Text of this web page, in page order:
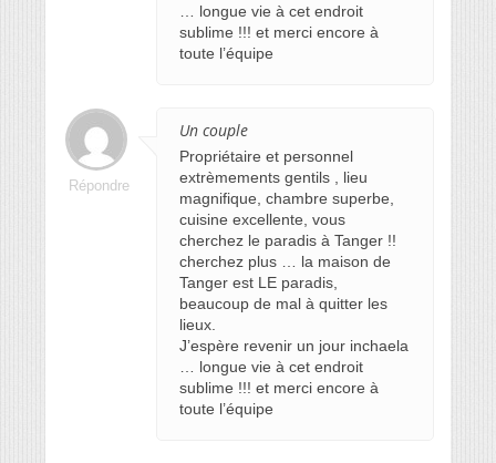
… longue vie à cet endroit
sublime !!! et merci encore à
toute l’équipe
Un couple
Propriétaire et personnel
extrèmements gentils , lieu
magnifique, chambre superbe,
cuisine excellente, vous
cherchez le paradis à Tanger !!
cherchez plus … la maison de
Tanger est LE paradis,
beaucoup de mal à quitter les
lieux.
J’espère revenir un jour inchaela
… longue vie à cet endroit
sublime !!! et merci encore à
toute l’équipe
Répondre